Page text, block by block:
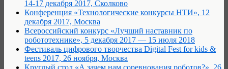
14-17 декабря 2017, Сколково
Конференция «Технологические конкурсы НТИ», 12
декабря 2017, Москва
Всероссийский конкурс «Лучший наставник по
робототехнике», 5 декабря 2017 — 15 июля 2018
Фестиваль цифрового творчества Digital Fest for kids &
teens 2017, 26 ноября, Москва